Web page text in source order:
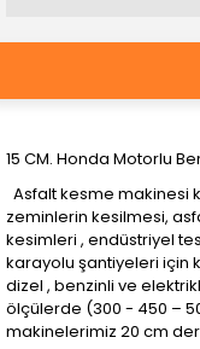
15 CM. Honda Motorlu
Asfalt kesme makinesi
zeminlerin kesilmesi,
kesimleri , endüstriyel
karayolu şantiyeleri için
dizel , benzinli ve
ölçülerde (300 - 450 –
makinelerimiz 20 cm